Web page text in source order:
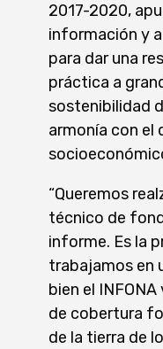
2017-2020,
información y
para dar una
práctica a
sostenibilidad
armonía con el
“Queremos
técnico de
informe. Es la
trabajamos en
bien el
de cobertura
de la tierra de